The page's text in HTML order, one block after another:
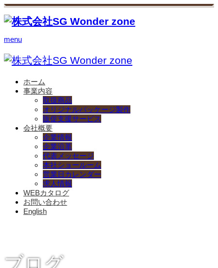
menu
ホーム
事業内容
取扱商品
オリジナルパッケージ製作
販促支援サービス
会社概要
企業情報
企業沿革
代表メッセージ
本社ショールーム
営業日カレンダー
求人情報
WEBカタログ
お問い合わせ
English